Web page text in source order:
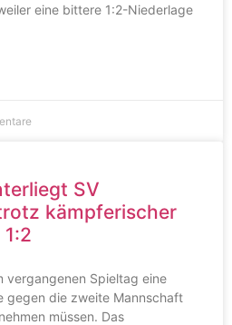
eine bittere 1:2-Niederlage
SV
kämpferischer
vergangenen Spieltag eine
gegen die zweite Mannschaft
müssen. Das